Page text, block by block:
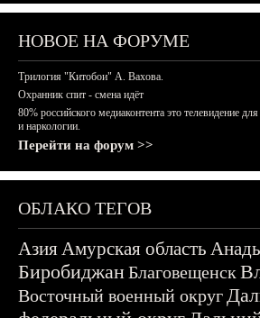
НОВОЕ НА ФОРУМЕ
Трилогия "Китобои" А. Вахова.
Охранник спит - смена идёт
80% российского медиаконтента это телевидение
и наркологии.
Перейти на форум >>
ОБЛАКО ТЕГОВ
АзияАмурская область
БиробиджанБлаговещенск
Восточный военный округ